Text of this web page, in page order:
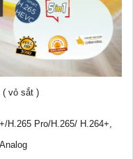
( vỏ sắt )
H.265 Pro/H.265/ H.264+,